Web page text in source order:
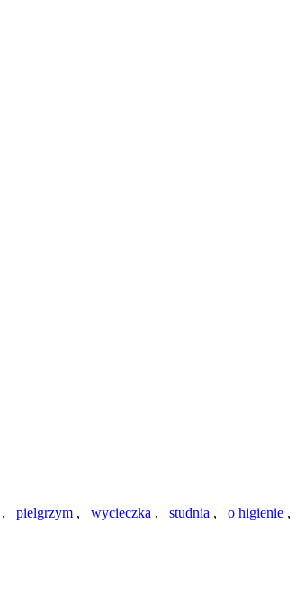
, pielgrzym , wycieczka , studnia , o higienie ,